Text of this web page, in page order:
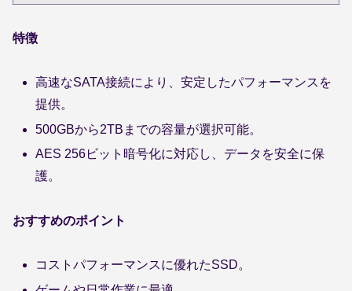
特徴
高速なSATA接続により、安定したパフォーマンスを
提供。
500GBから2TBまでの容量が選択可能。
AES 256ビット暗号化に対応し、データを安全に保
護。
おすすめのポイント
コストパフォーマンスに優れたSSD。